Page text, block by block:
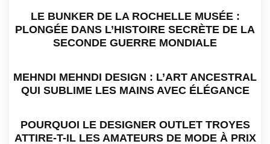
LE BUNKER DE LA ROCHELLE MUSÉE :
PLONGÉE DANS L’HISTOIRE SECRÈTE DE LA
SECONDE GUERRE MONDIALE
MEHNDI MEHNDI DESIGN : L’ART ANCESTRAL
QUI SUBLIME LES MAINS AVEC ÉLÉGANCE
POURQUOI LE DESIGNER OUTLET TROYES
ATTIRE-T-IL LES AMATEURS DE MODE À PRIX